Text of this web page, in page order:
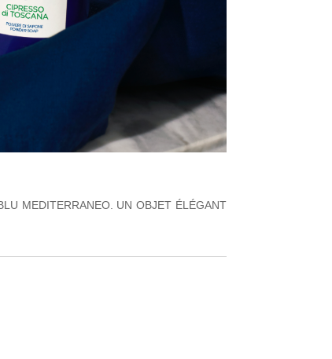
MEDITERRANEO. UN OBJET ÉLÉGANT